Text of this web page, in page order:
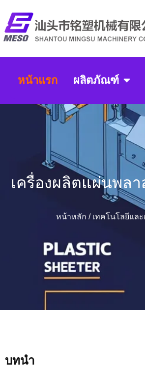
หน้าแรก ผลิตภัณฑ์
เครื่องผลิตแผ่นพล
หน้าหลัก / เทคโนโลยีแล
บทนำ